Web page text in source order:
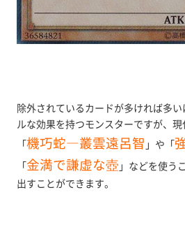
除外されているカードが多ければ多
ルな効果を持つモンスターですが、現
「機巧蛇―叢雲遠呂智 」や「
「金満で謙虚な壺 」などを使う
出すことができます。